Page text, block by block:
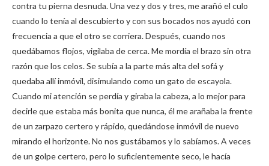
contra tu pierna desnuda. Una vez y dos y tres, me arañó el culo
cuando lo tenía al descubierto y con sus bocados nos ayudó con
frecuencia a que el otro se corriera. Después, cuando nos
quedábamos flojos, vigilaba de cerca. Me mordía el brazo sin otra
razón que los celos. Se subía a la parte más alta del sofá y
quedaba allí inmóvil, disimulando como un gato de escayola.
Cuando mi atención se perdía y giraba la cabeza, a lo mejor para
decirle que estaba más bonita que nunca, él me arañaba la frente
de un zarpazo certero y rápido, quedándose inmóvil de nuevo
mirando el horizonte. No nos gustábamos y lo sabíamos. A veces
de un golpe certero, pero lo suficientemente seco, le hacía